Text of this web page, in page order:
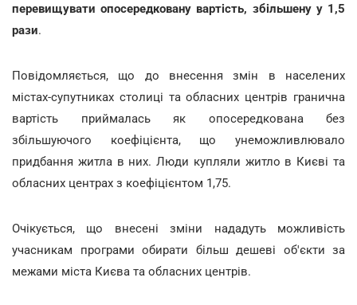
перевищувати опосередковану вартість, збільшену у 1,5
рази.
Повідомляється, що до внесення змін в населених
містах-супутниках столиці та обласних центрів гранична
вартість приймалась як опосередкована без
збільшуючого коефіцієнта, що унеможливлювало
придбання житла в них. Люди купляли житло в Києві та
обласних центрах з коефіцієнтом 1,75.
Очікується, що внесені зміни нададуть можливість
учасникам програми обирати більш дешеві об'єкти за
межами міста Києва та обласних центрів.